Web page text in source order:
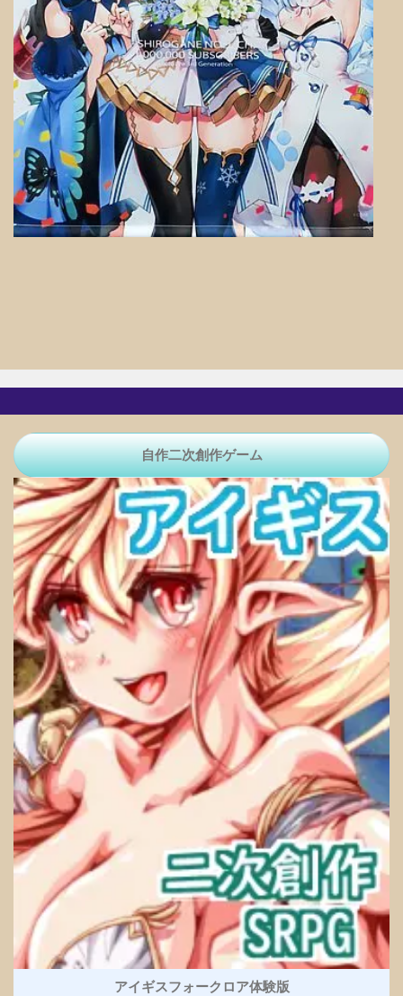
自作二次創作ゲーム
アイギスフォークロア体験版